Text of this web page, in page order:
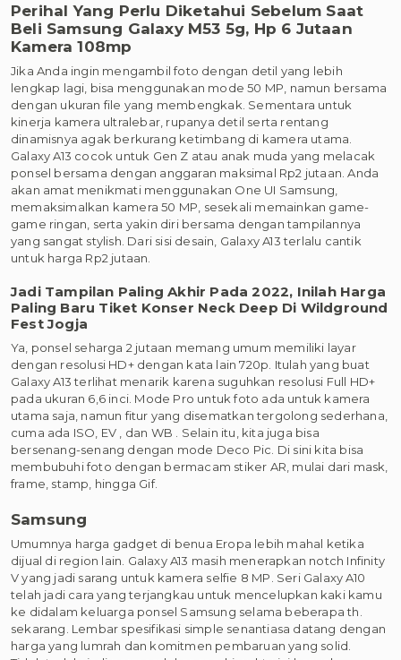
Perihal Yang Perlu Diketahui Sebelum Saat
Beli Samsung Galaxy M53 5g, Hp 6 Jutaan
Kamera 108mp
Jika Anda ingin mengambil foto dengan detil yang lebih
lengkap lagi, bisa menggunakan mode 50 MP, namun bersama
dengan ukuran file yang membengkak. Sementara untuk
kinerja kamera ultralebar, rupanya detil serta rentang
dinamisnya agak berkurang ketimbang di kamera utama.
Galaxy A13 cocok untuk Gen Z atau anak muda yang melacak
ponsel bersama dengan anggaran maksimal Rp2 jutaan. Anda
akan amat menikmati menggunakan One UI Samsung,
memaksimalkan kamera 50 MP, sesekali memainkan game-
game ringan, serta yakin diri bersama dengan tampilannya
yang sangat stylish. Dari sisi desain, Galaxy A13 terlalu cantik
untuk harga Rp2 jutaan.
Jadi Tampilan Paling Akhir Pada 2022, Inilah Harga
Paling Baru Tiket Konser Neck Deep Di Wildground
Fest Jogja
Ya, ponsel seharga 2 jutaan memang umum memiliki layar
dengan resolusi HD+ dengan kata lain 720p. Itulah yang buat
Galaxy A13 terlihat menarik karena suguhkan resolusi Full HD+
pada ukuran 6,6 inci. Mode Pro untuk foto ada untuk kamera
utama saja, namun fitur yang disematkan tergolong sederhana,
cuma ada ISO, EV , dan WB . Selain itu, kita juga bisa
bersenang-senang dengan mode Deco Pic. Di sini kita bisa
membubuhi foto dengan bermacam stiker AR, mulai dari mask,
frame, stamp, hingga Gif.
Samsung
Umumnya harga gadget di benua Eropa lebih mahal ketika
dijual di region lain. Galaxy A13 masih menerapkan notch Infinity
V yang jadi sarang untuk kamera selfie 8 MP. Seri Galaxy A10
telah jadi cara yang terjangkau untuk mencelupkan kaki kamu
ke didalam keluarga ponsel Samsung selama beberapa th.
sekarang. Lembar spesifikasi simple senantiasa datang dengan
harga yang lumrah dan komitmen pembaruan yang solid.